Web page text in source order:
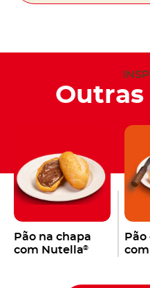
Pão na chapa
com Nutella®